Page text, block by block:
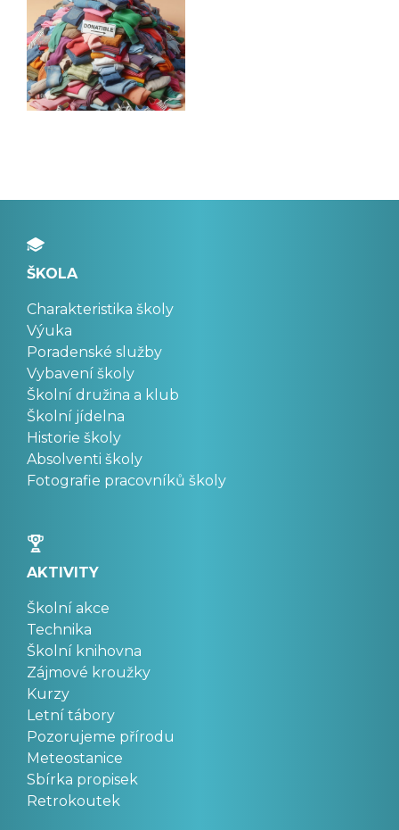
ŠKOLA
Charakteristika školy
Výuka
Poradenské služby
Vybavení školy
Školní družina a klub
Školní jídelna
Historie školy
Absolventi školy
Fotografie pracovníků školy
AKTIVITY
Školní akce
Technika
Školní knihovna
Zájmové kroužky
Kurzy
Letní tábory
Pozorujeme přírodu
Meteostanice
Sbírka propisek
Retrokoutek